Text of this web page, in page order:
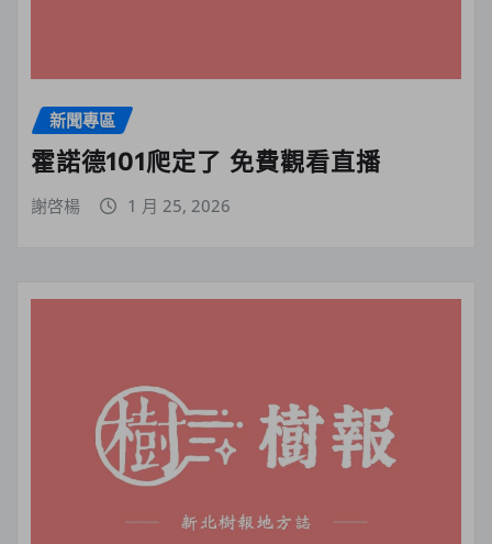
新聞專區
霍諾德101爬定了 免費觀看直播
謝啓楊 1 月 25, 2026